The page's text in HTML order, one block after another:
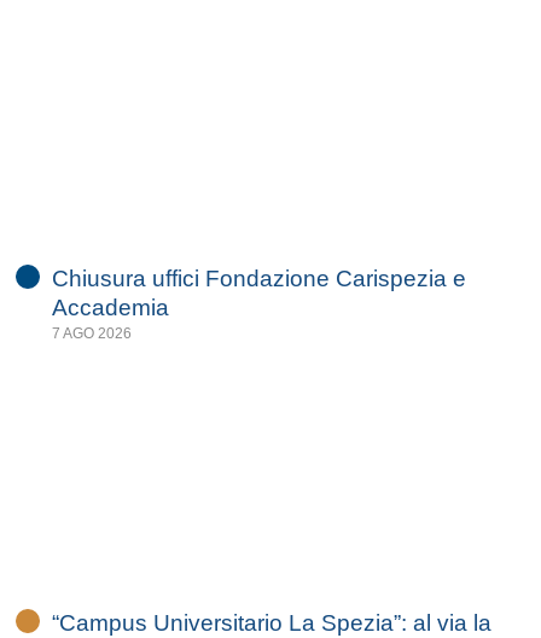
Chiusura uffici Fondazione Carispezia e
Accademia
7 AGO 2026
“Campus Universitario La Spezia”: al via la